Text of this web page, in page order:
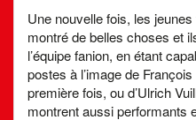
Une nouvelle fois, les
montré de belles choses et
l’équipe fanion, en étant
postes à l’image de
première fois, ou d’Ulrich
montrent aussi performants